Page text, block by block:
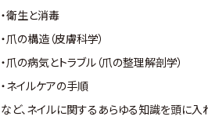
・衛生と消毒
・爪の構造（皮膚科学）
・爪の病気とトラブル（爪の整理解剖学）
・ネイルケアの手順
など、ネイルに関するあらゆる知識を頭に